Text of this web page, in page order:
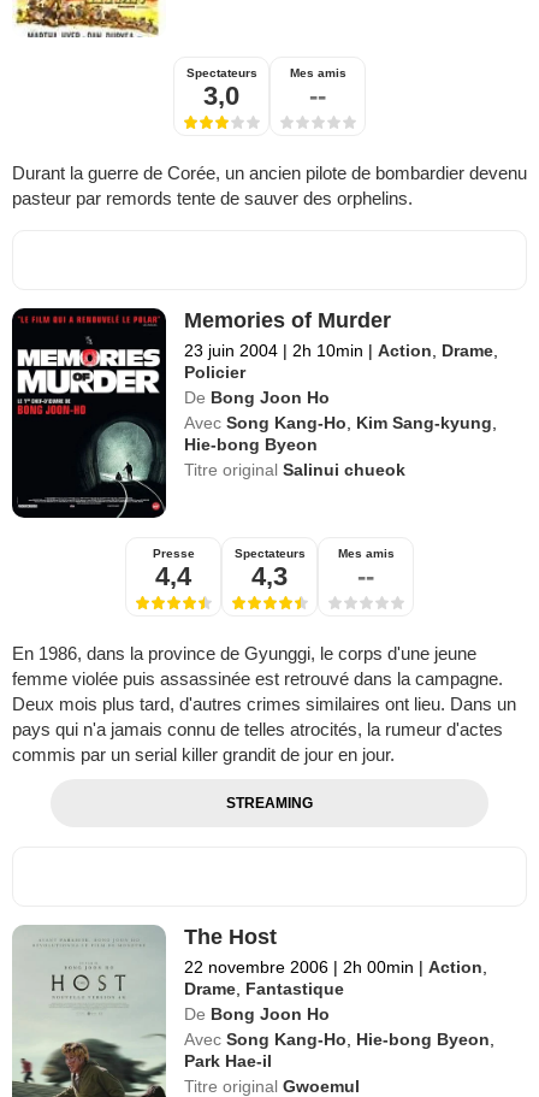
Spectateurs
3,0
Mes amis
--
Durant la guerre de Corée, un ancien pilote de bombardier devenu
pasteur par remords tente de sauver des orphelins.
Memories of Murder
23 juin 2004 | 2h 10min | Action Drame
Policier
De Bong Joon Ho
Avec Song Kang-Ho Kim Sang-kyung
Hie-bong Byeon
Titre originalSalinui chueok
Presse
4,4
Spectateurs
4,3
Mes amis
--
En 1986, dans la province de Gyunggi, le corps d'une jeune
femme violée puis assassinée est retrouvé dans la campagne.
Deux mois plus tard, d'autres crimes similaires ont lieu. Dans un
pays qui n'a jamais connu de telles atrocités, la rumeur d'actes
commis par un serial killer grandit de jour en jour.
STREAMING
The Host
22 novembre 2006 | 2h 00min | Action
Drame Fantastique
De Bong Joon Ho
Avec Song Kang-Ho Hie-bong Byeon
Park Hae-il
Titre originalGwoemul